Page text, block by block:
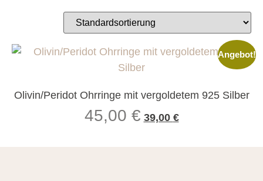
Angebot!
Olivin/Peridot Ohrringe mit vergoldetem 925 Silber
45,00 € 39,00 €